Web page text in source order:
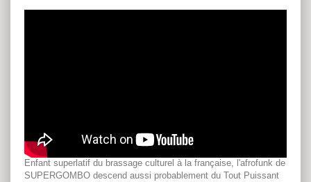
Enfant superlatif du brassage culturel à la française, l'afrofunk de
SUPERGOMBO descend aussi probablement du Tout Puissant